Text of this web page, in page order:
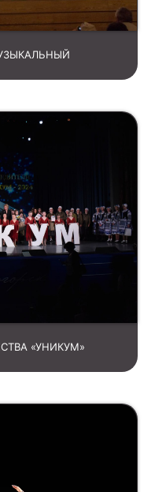
«УНИКУМ»